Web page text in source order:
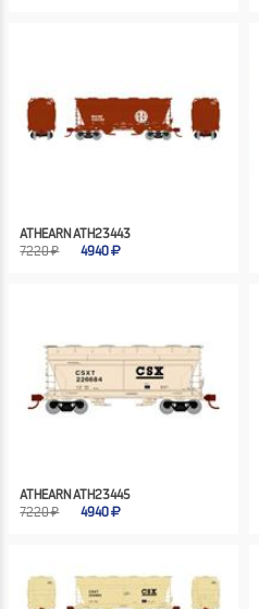
ATHEARN ATH23443
7220 ₽
4940
ATHEARN ATH23445
7220 ₽
4940